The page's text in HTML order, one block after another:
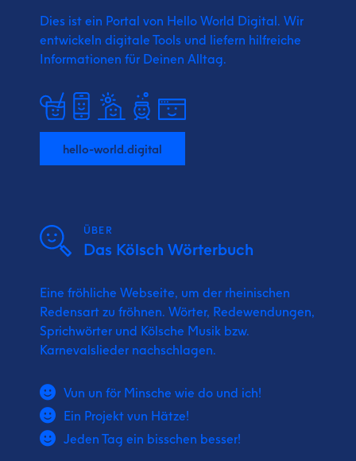
Dies ist ein Portal von Hello World Digital. Wir
entwickeln digitale Tools und liefern hilfreiche
Informationen für Deinen Alltag.
hello-world.digital
ÜBER
Das Kölsch Wörterbuch
Eine fröhliche Webseite, um der rheinischen
Redensart zu fröhnen. Wörter, Redewendungen,
Sprichwörter und Kölsche Musik bzw.
Karnevalslieder nachschlagen.
Vun un för Minsche wie do und ich!
Ein Projekt vun Hätze!
Jeden Tag ein bisschen besser!